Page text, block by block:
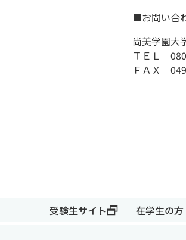
■お問い合
尚美学園
ＴＥＬ
ＦＡＸ
受験生サイト 在学生の方